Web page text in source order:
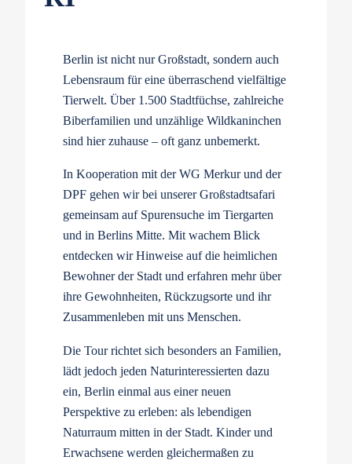
Berlin ist nicht nur Großstadt, sondern auch
Lebensraum für eine überraschend vielfältige
Tierwelt. Über 1.500 Stadtfüchse, zahlreiche
Biberfamilien und unzählige Wildkaninchen
sind hier zuhause – oft ganz unbemerkt.
In Kooperation mit der WG Merkur und der
DPF gehen wir bei unserer Großstadtsafari
gemeinsam auf Spurensuche im Tiergarten
und in Berlins Mitte. Mit wachem Blick
entdecken wir Hinweise auf die heimlichen
Bewohner der Stadt und erfahren mehr über
ihre Gewohnheiten, Rückzugsorte und ihr
Zusammenleben mit uns Menschen.
Die Tour richtet sich besonders an Familien,
lädt jedoch jeden Naturinteressierten dazu
ein, Berlin einmal aus einer neuen
Perspektive zu erleben: als lebendigen
Naturraum mitten in der Stadt. Kinder und
Erwachsene werden gleichermaßen zu